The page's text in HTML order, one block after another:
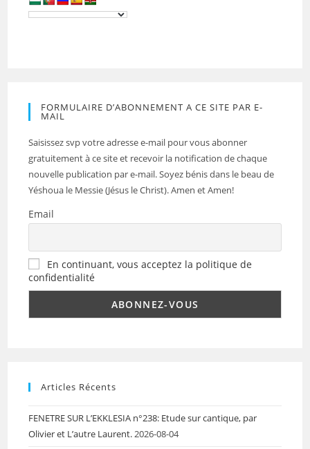
FORMULAIRE D’ABONNEMENT A CE SITE PAR E-
MAIL
Saisissez svp votre adresse e-mail pour vous abonner
gratuitement à ce site et recevoir la notification de chaque
nouvelle publication par e-mail. Soyez bénis dans le beau de
Yéshoua le Messie (Jésus le Christ). Amen et Amen!
Email
En continuant, vous acceptez la politique de
confidentialité
Articles Récents
FENETRE SUR L’EKKLESIA n°238: Etude sur cantique, par
Olivier et L’autre Laurent.2026-08-04